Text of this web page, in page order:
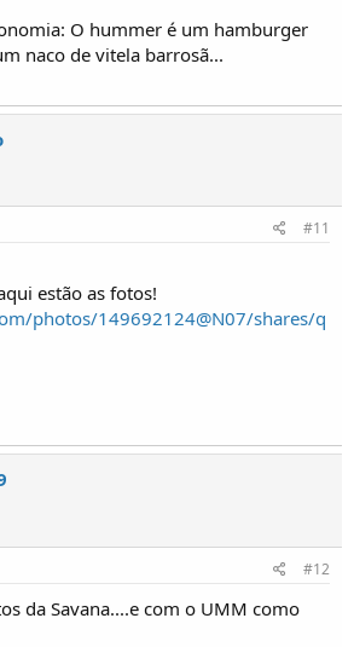
O hummer é um hamburger
naco de vitela barrosã...
#11
estão as fotos!
photos/149692124@N07/shares/q
#12
da Savana....e com o UMM como